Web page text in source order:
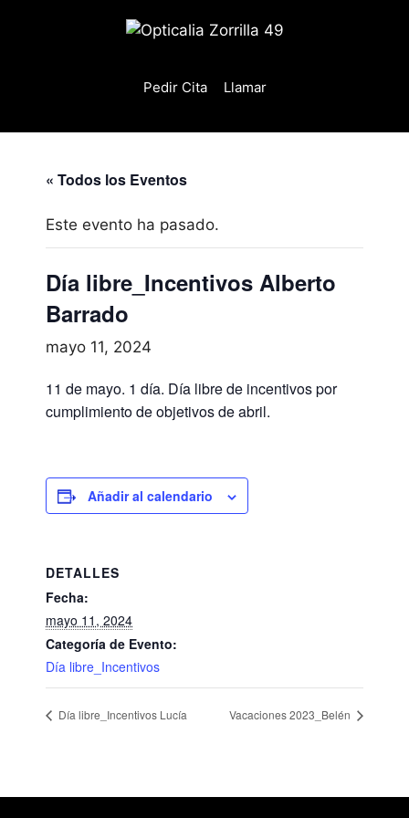
Pedir Cita Llamar
« Todos los Eventos
Este evento ha pasado.
Día libre_Incentivos Alberto
Barrado
mayo 11, 2024
11 de mayo. 1 día. Día libre de incentivos por
cumplimiento de objetivos de abril.
Añadir al calendario
DETALLES
Fecha:
mayo 11, 2024
Categoría de Evento:
Día libre_Incentivos
Día libre_Incentivos Lucía Vacaciones 2023_Belén